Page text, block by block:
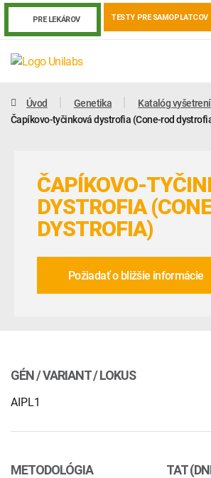
PRE LEKÁROV TESTY PRE SAMOPLATCOV
Covid-19 Žiadanky a
Úvod Genetika
Katalóg vyšetrení
Čapíkovo-tyčinková dystrofia (Cone-rod
ČAPÍKOVO-
DYSTROFIA
DYSTROFIA)
Požiadať o bližšie informácie
GÉN / VARIANT / LOKUS
AIPL1
METODOLÓGIA TAT